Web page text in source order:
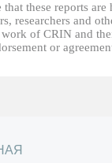
that these reports
researchers and
of CRIN and
or